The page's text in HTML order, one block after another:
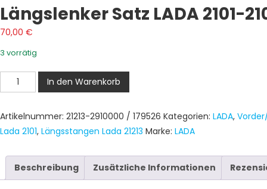
Längslenker Satz LADA 2101-
70,00 €
3 vorrätig
Längslenker
Satz
2101-
2107
4x4,
Längsstangen
In den Warenkorb
Artikelnummer: 21213-2910000 / 179526 Kategorien: LADA,
Lada 2101, Längsstangen Lada 21213 Marke: LADA
Beschreibung Zusätzliche Informationen